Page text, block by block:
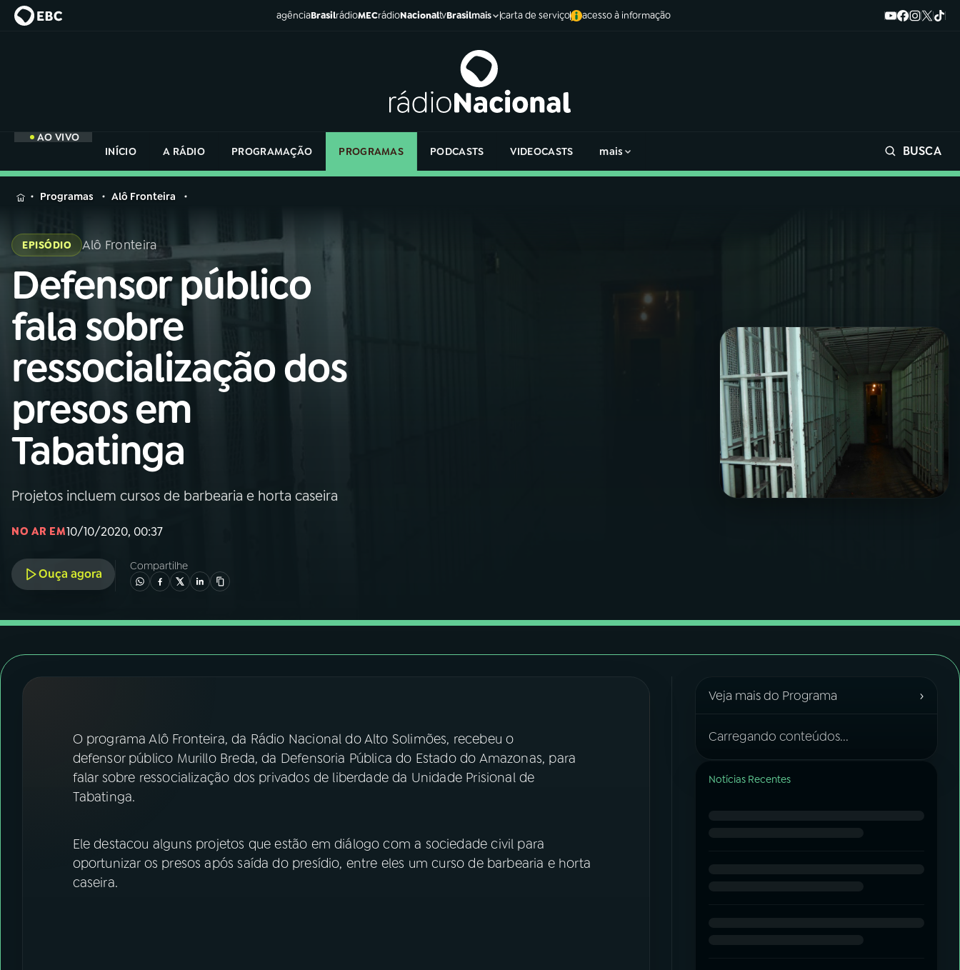
agênciaBrasilrádioMECrádioNacionaltvBrasilmais carta de serviço acesso à informação
AO VIVO
INÍCIO
A RÁDIO PROGRAMAÇÃO PROGRAMAS PODCASTS VIDEOCASTS mais BUSCA
MENU
Buscar
na
Rádio
Nacional
01INÍCIO
02A RÁDIO
03 PROGRAMAÇÃO
04PROGRAMAS
ACOMPANHE A RÁDIO NACIONAL
YouTube Facebook
Instagram
na
Rádio
Nacional
Programas Alô Fronteira
EPISÓDIO Alô Fronteira
Defensor público
fala sobre
ressocialização dos
presos em
Tabatinga
Projetos incluem cursos de barbearia e horta caseira
NO AR EM10/10/2020, 00:37
Ouça agora
Compartilhe
O programa Alô Fronteira, da Rádio Nacional do Alto Solimões, recebeu o
defensor público Murillo Breda, da Defensoria Pública do Estado do Amazonas, para
falar sobre ressocialização dos privados de liberdade da Unidade Prisional de
Tabatinga.
Ele destacou alguns projetos que estão em diálogo com a sociedade civil para
oportunizar os presos após saída do presídio, entre eles um curso de barbearia e horta
caseira.
Veja mais do Programa ›
Carregando conteúdos...
Notícias Recentes